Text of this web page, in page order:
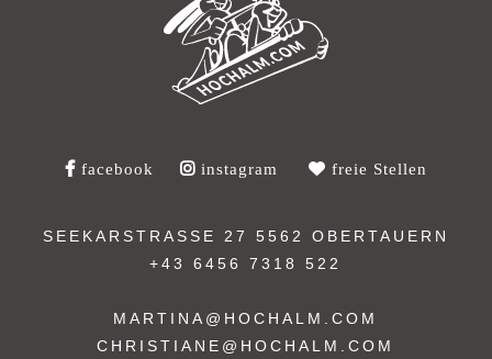
facebook instagram freie Stellen
SEEKARSTRASSE 27
5562 OBERTAUERN
+43 6456 7318 522
MARTINA@HOCHALM.COM
CHRISTIANE@HOCHALM.COM